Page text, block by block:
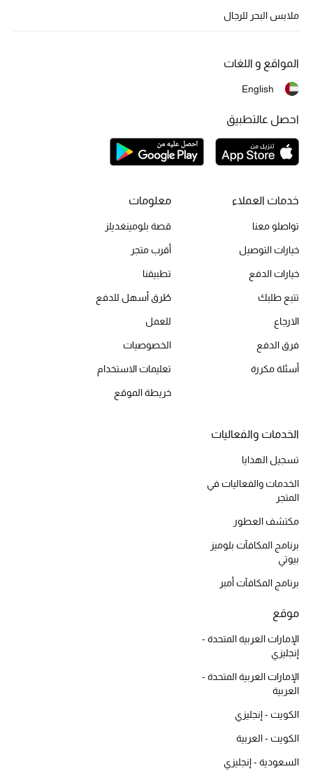
جميع الإكسسورات النسائية
موضة نسائية
تسوقوا للنساء
الموسم الجديد
الحقائب النسائية
دليل ملتزمات الحقائب
حقائب الأطفال
أبرز الحقائب
الموسم الجديد
أحذية للأطفال
أبرز المصممين
ملابس البحر للرجال
خدمات العملاء
تواصلو معنا
خيارات التوصيل
خيارات الدفع
تتبع طلبك
الارجاع
فرق الدفع
أسئلة مكررة
معلومات
قصة بلومينغديلز
أقرب متجر
تطبيقنا
طُرق أسهل للدفع
للعمل
الخصوصيات
تعليمات الاستخدام
خريطة الموقع
الخدمات والفعاليات
تسجيل الهدايا
الخدمات والفعاليات في
المتجر
مكتشف العطور
برنامج المكافآت بلوميز
بيوتي
برنامج المكافآت أمبر
موقع
الإمارات العربية المتحدة -
إنجليزي
الإمارات العربية المتحدة -
العربية
الكويت - إنجليزي
الكويت - العربية
السعودية - إنجليزي
المواقع و اللغات
English
احصل عالتطبيق